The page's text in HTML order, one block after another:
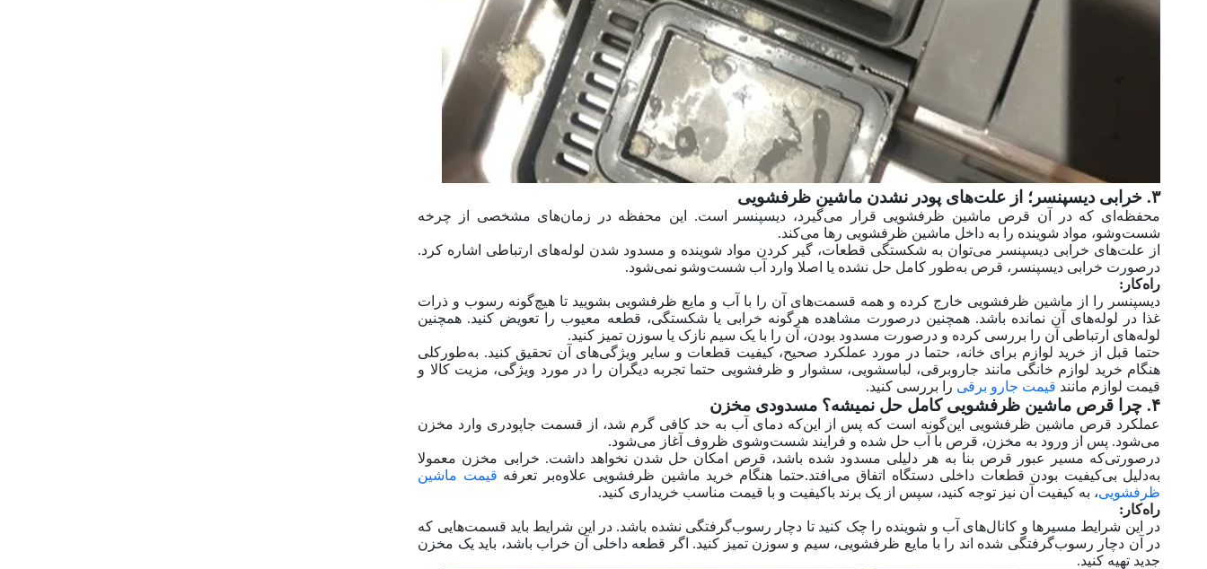
۳. خرابی دیسپنسر؛ از علت‌های پودر نشدن ماشین ظرفشویی
محفظه‌ای که در آن قرص ماشین ظرفشویی قرار می‌گیرد، دیسپنسر است. این محفظه در زمان‌های مشخصی از چرخه
شست‌و‌شو، مواد شوینده را به داخل ماشین ظرفشویی رها می‌کند.
از علت‌های خرابی دیسپنسر می‌توان به شکستگی قطعات، گیر کردن مواد شوینده و مسدود شدن لوله‌های ارتباطی اشاره کرد.
در‌صورت خرابی دیسپنسر، قرص به‌طور کامل حل نشده یا اصلا وارد آب شست‌و‌شو نمی‌شود.
راه‌کار:
دیسپنسر را از ماشین ظرفشویی خارج کرده و همه قسمت‌های آن را با آب و مایع ظرفشویی بشویید تا هیچ‌گونه رسوب و ذرات
غذا در لوله‌های آن نمانده باشد. همچنین در‌صورت مشاهده هر‌گونه خرابی یا شکستگی، قطعه معیوب را تعویض کنید. همچنین
لوله‌های ارتباطی آن را بررسی کرده و در‌صورت مسدود بودن، آن را با یک سیم نازک یا سوزن تمیز کنید.
حتما قبل از خرید لوازم برای خانه، حتما در مورد عملکرد صحیح، کیفیت قطعات و سایر ویژگی‌های آن تحقیق کنید. به‌طور‌کلی
هنگام خرید لوازم خانگی مانند جاروبرقی، لباسشویی، سشوار و ظرفشویی حتما تجربه دیگران را در مورد ویژگی، مزیت کالا و
قیمت لوازم مانند قیمت جارو برقی را بررسی کنید.
۴. چرا قرص ماشین ظرفشویی کامل حل نمیشه؟ مسدودی مخزن
عملکرد قرص ماشین ظرفشویی این‌گونه است که پس از این‌که دمای آب به حد کافی گرم شد، از قسمت جاپودری وارد مخزن
می‌شود. پس از ورود به مخزن، قرص با آب حل شده و فرایند شست‌و‌شوی ظروف آغاز می‌شود.
در‌صورتی‌که مسیر عبور قرص بنا به هر دلیلی مسدود شده باشد، قرص امکان حل شدن نخواهد داشت. خرابی مخزن معمولا
به‌دلیل بی‌کیفیت بودن قطعات داخلی دستگاه اتفاق می‌افتد.حتما هنگام خرید ماشین ظرفشویی علاوه‌بر تعرفه قیمت ماشین
ظرفشویی، به کیفیت آن نیز توجه کنید، سپس از یک برند با‌کیفیت و با قیمت مناسب خریداری کنید.
راه‌کار:
در این شرایط مسیر‌ها و کانال‌های آب و شوینده را چک کنید تا دچار رسوب‌گرفتگی نشده باشد. در این شرایط باید قسمت‌هایی که
در آن دچار رسوب‌گرفتگی شده ‌اند را با مایع ظرفشویی، سیم و سوزن تمیز کنید. اگر قطعه داخلی آن خراب باشد، باید یک مخزن
جدید تهیه کنید.